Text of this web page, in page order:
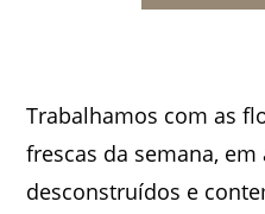
Trabalhamos com as
frescas da semana, em
desconstruídos e